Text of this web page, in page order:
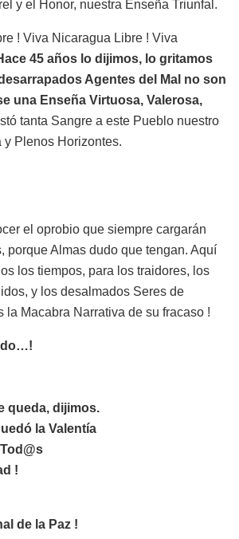
y el Honor, nuestra Enseña Triunfal.
! Viva Nicaragua Libre ! Viva
45 años lo dijimos, lo gritamos
Agentes del Mal no son
una Enseña Virtuosa, Valerosa,
tanta Sangre a este Pueblo nuestro
y Plenos Horizontes.
el oprobio que siempre cargarán
porque Almas dudo que tengan. Aquí
los tiempos, para los traidores, los
y los desalmados Seres de
la Macabra Narrativa de su fracaso !
queda, dijimos.
la Valentía
!
de la Paz !